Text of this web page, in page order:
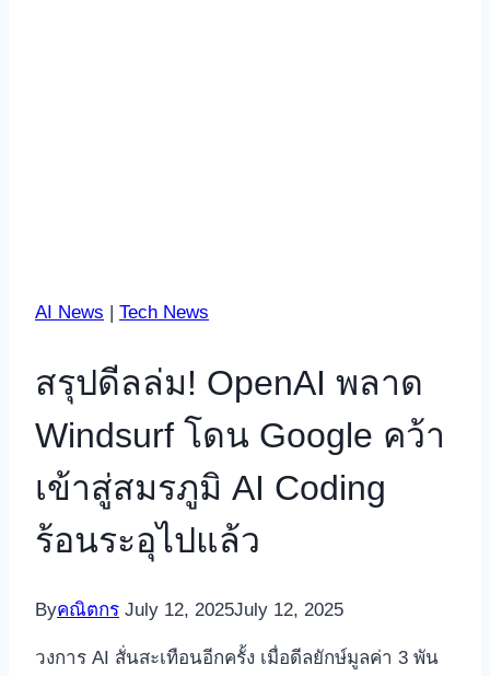
AI News | Tech News
สรุปดีลล่ม! OpenAI พลาด
Windsurf โดน Google คว้า
เข้าสู่สมรภูมิ AI Coding
ร้อนระอุไปแล้ว
Byคณิตกร July 12, 2025July 12, 2025
วงการ AI สั่นสะเทือนอีกครั้ง เมื่อดีลยักษ์มูลค่า 3 พัน